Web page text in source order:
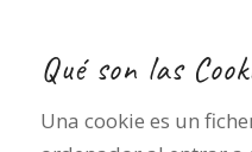
Qué son las
Una cookie es un